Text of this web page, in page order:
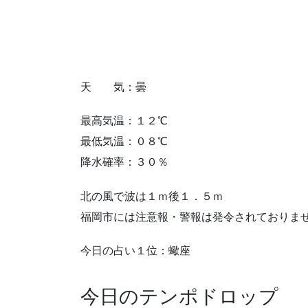
天 気：曇
最高気温：１２℃
最低気温：０８℃
降水確率：３０％
北の風で波は１ｍ後１．５ｍ
福岡市には注意報・警報は発令されておりま
今日の占い１位：蠍座
今日のテンポドロップ